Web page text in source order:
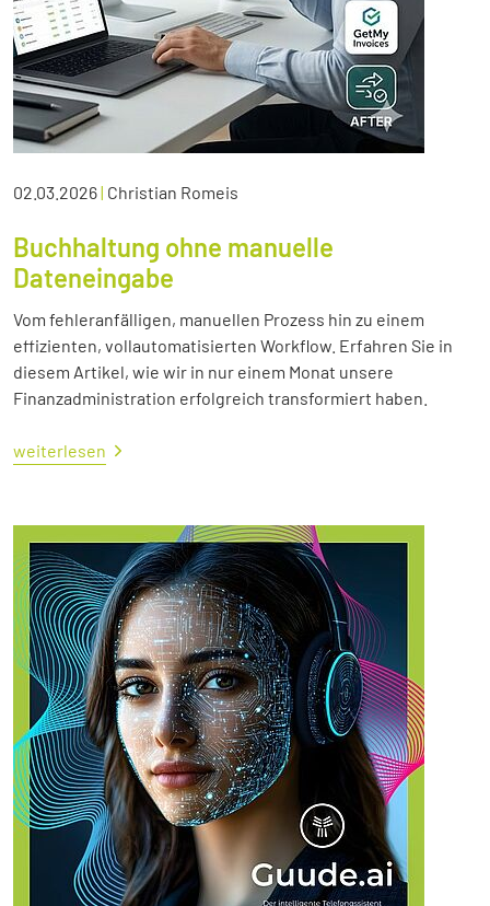
02.03.2026| Christian Romeis
Buchhaltung ohne manuelle
Dateneingabe
Vom fehleranfälligen, manuellen Prozess hin zu einem
effizienten, vollautomatisierten Workflow. Erfahren Sie in
diesem Artikel, wie wir in nur einem Monat unsere
Finanzadministration erfolgreich transformiert haben.
weiterlesen